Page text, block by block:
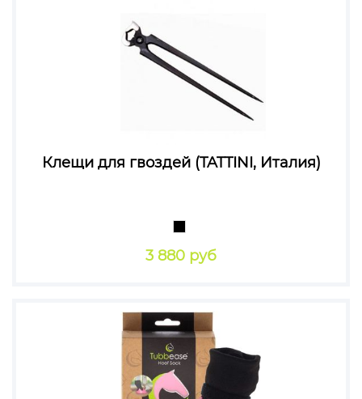
Клещи для гвоздей (TATTINI, Италия)
3 880 руб